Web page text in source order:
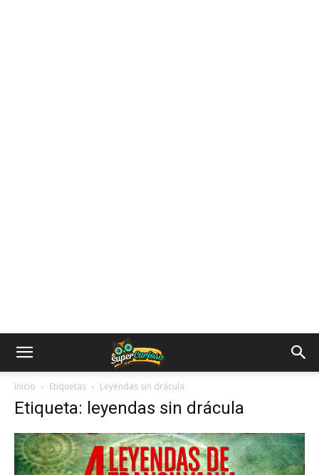
Inicio Etiquetas Leyendas sin drácula
Etiqueta: leyendas sin drácula